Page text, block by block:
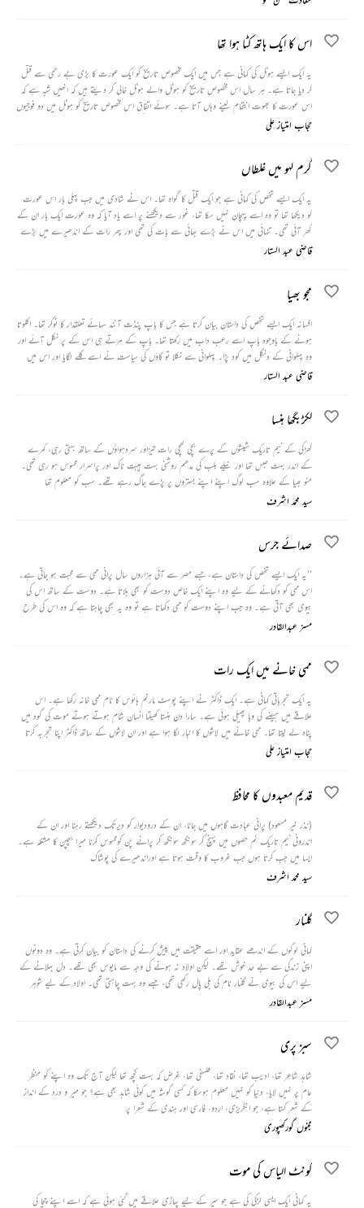
اس کا ایک ہاتھ کٹا ہوا تھا
یہ ایک ایسے ہوٹل کی کہانی ہے جس میں ایک مخصوص تاریخ کو ایک عورت کا بڑی بے رحمی سے قتل
کر دیا جاتا ہے۔ ہر سال اس مخصوص تاریخ کو ہوٹل والے ہوٹل خالی کر دیتے ہیں کہ انھیں شبہ ہے کہ
اس عورت کا بھوت انتقام لینے وہاں آتا ہے۔ سوئے اتفاق اس مخصوص تاریخ کو ہوٹل میں دو فوجیوں
کا قیام ہوتا ہے اور انھوں نے اس عورت اور اس کے قتل کی پوری حقیقت سامنے رکھ دی۔
حجاب امتیاز علی
گرم لہو میں غلطاں
یہ ایک ایسے شخص کی کہانی ہے جو ایک قتل کا گواہ تھا۔ اس نے شادی میں جب پہلی بار اس عورت
کو دیکھا تھا تو وہ اسے پہچان نہیں سکا تھا، غور سے دیکھنے پر اسے یاد آیا کہ وہ عورت ایک بار ان کے
گھر آئی تھی۔ تنہائی میں اس نے بڑے بھائی سے بات کی تھی اور پھر رات کے اندھیرے میں بڑے
بھائی نے ایک بیگ کو ٹھکانے لگانے کے لیے کچھ لوگوں کو دیا تھا، اس بیگ میں لاش تھی۔ اس
قاضی عبد الستار
مجو بھیا
افسانہ ایک ایسے شخص کی داستان بیان کرتا ہے جس کا باپ پنڈت آنند سہائے تعلقدار کا نوکر تھا۔ اکلوتا
ہونے کے باوجود باپ اسے رعب داب میں رکھتا تھا۔ باپ کے مرتے ہی اس کے پر نکل آئے اور
وہ پہلوانی کے دنگل میں کود پڑا۔ پہلوانی سے نکلا تو گاؤں کی سیاست نے اسے گلے لگایا اور اس میں
اس نے ایسے ایسے معرکے سر کیے کہ اپنی ایک الگ پہچان بنالی اور ساتھ ہی دوست و دشمن بھی،
قاضی عبد الستار
لکڑبگھا ہنسا
کھڑکی کے نیم تاریک شیشوں کے پرے بچی کھچی رات تیزاور سردہواؤں کے ساتھ بہتی رہی، کمرے
کے اندر بہت حبس تھا اور نیلے بلب کی مدھم روشنی بہت ہیبت ناک اور پراسرار محسوس ہو رہی تھی۔
منو بھیا کے علاوہ سب لوگ اپنے اپنے بستروں پر پڑے جاگ رہے تھے۔ سب کو معلوم تھا
سید محمد اشرف
صدائے جرس
’’یہ ایک ایسے شخص کی داستان ہے، جسے مصر سے آئی ہزاروں سال پرانی ممی سے محبت ہو جاتی ہے۔
اس ممی کو دکھانے کے لیے وہ اپنے ایک خاص دوست کو بھی بلاتا ہے۔ دوست کے ساتھ اس کی
بیوی بھی آتی ہے۔ وہ جب اپنے دوست کو ممی دکھاتا ہے تو وہ یہ بھی چاہتا ہے کہ وہ اس کی طرح
اس ممی سے اپنی محبت کا اظہار کرے۔ مگر دوست اپنی بیوی کی موجودگی میں اس سے اظہار محبت نہیں
مسز عبدالقادر
ممی خانے میں ایک رات
یہ ایک تجرباتی کہانی ہے۔ ایک ڈاکٹر نے اپنے پوسٹ مارٹم ہائوس کا نام ممی خانہ رکھا ہے۔ اس
علاقے میں ہیضے کی وبا پھیلی ہوئی ہے۔ سارا دن ہنستا کھیلتا انسان شام ہوتے ہوتے موت کی گود میں
پناہ لے لیتا تھا۔ ممی خانے میں لاشوں کا انبار لگا ہوا ہے اور ان لاشوں کے ساتھ ڈاکٹر اپنا تجربہ کرتا
ہے۔
حجاب امتیاز علی
قدیم معبدوں کا محافظ
(نذر نیر مسعود) پرانی عبادت گاہوں میں جانا، ان کے درودیوار کو دیرتک دیکھتے رہنا اور ان کے
اندرونی نیم تاریک نم حصوں میں پہنچ کر سونگھ سونگھ کر پرانے پن کومحسوس کرنا میرا بچپن کا مشغلہ ہے۔
ایسا میں جب کرتا ہوں جب غروب کا وقت ہوتا ہے اوراندھیرے کی پوشاک
سید محمد اشرف
گلنار
کہانی لوگوں کے اندھے عقاید اور اسے حقیقت میں پیش کرنے کی داستان کو بیان کرتی ہے۔ وہ دونوں
اپنی زندگی سے بے حد خوش تھے۔ لیکن اولاد نہ ہونے کی وجہ سے مایوس بھی تھے۔ دل بہلانے کے
لیے اس کی بیوی نے گلنار نام کی بلی پال رکھی تھی، جسے وہ بہت چاہتی تھی۔ اولاد کے لیے شوہر
دوسری شادی کر لیتا ہے۔ لیکن دوسری شادی اس کی زندگی کے رخ کو ایک ایسا موڑ دیتی ہے کہ
مسز عبدالقادر
سبز پری
شاہد شاعر تھا، ادیب تھا، نقاد تھا، فلسفی تھا، غرض کہ بہت کچھ تھا لیکن آج تک وہ اپنے کو منظر
عام پر نہیں لایا، دنیا کو نہیں معلوم ہوسکا کہ کسی گوشہ میں کوئی شاہد بھی ہے؟ جو میر و درد کے انداز
کے شعر کہتا ہے، جو انگریزی، اردو، فارسی اور ہندی کے شعرا پر
مجنوں گورکھپوری
کونٹ الیاس کی موت
یہ کہانی ایک ایسی لڑکی کی ہے جو سیر کے لیے پہاڑی علاقے میں گئی ہوئی ہے کہ اسے اپنے چچا کی